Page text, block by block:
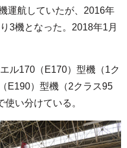
運航していたが、2016年
3機となった。2018年1月
ル170（E170）型機（1ク
E190）型機（2クラス95
い分けている。